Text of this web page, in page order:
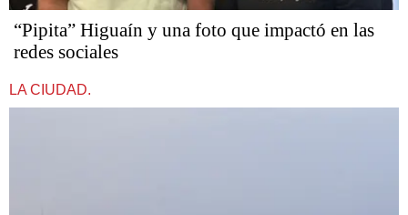
“Pipita” Higuaín y una foto que impactó en las
redes sociales
LA CIUDAD.